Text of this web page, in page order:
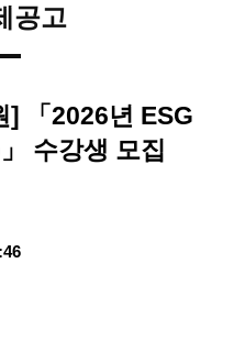
공고
] 「2026년 ESG
수강생 모집